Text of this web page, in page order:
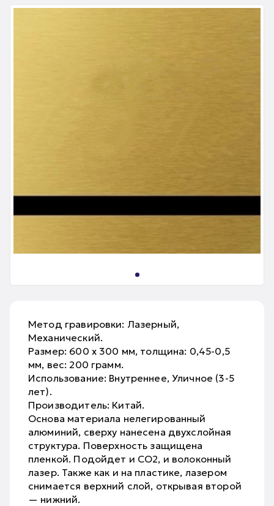
Метод гравировки: Лазерный,
Механический.
Размер: 600 х 300 мм, толщина: 0,45-0,5
мм, вес: 200 грамм.
Использование: Внутреннее, Уличное (3-5
лет).
Производитель: Китай.
Основа материала нелегированный
алюминий, сверху нанесена двухслойная
структура. Поверхность защищена
пленкой. Подойдет и CO2, и волоконный
лазер. Также как и на пластике, лазером
снимается верхний слой, открывая второй
— нижний.